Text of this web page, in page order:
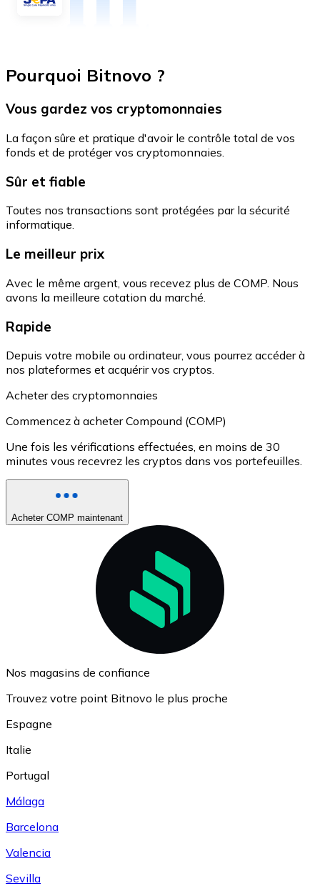
Pourquoi Bitnovo ?
Vous gardez vos cryptomonnaies
La façon sûre et pratique d'avoir le contrôle total de vos
fonds et de protéger vos cryptomonnaies.
Sûr et fiable
Toutes nos transactions sont protégées par la sécurité
informatique.
Le meilleur prix
Avec le même argent, vous recevez plus de COMP. Nous
avons la meilleure cotation du marché.
Rapide
Depuis votre mobile ou ordinateur, vous pourrez accéder à
nos plateformes et acquérir vos cryptos.
Acheter des cryptomonnaies
Commencez à acheter Compound (COMP)
Une fois les vérifications effectuées, en moins de 30
minutes vous recevrez les cryptos dans vos portefeuilles.
Acheter COMP maintenant
Nos magasins de confiance
Trouvez votre point Bitnovo le plus proche
Espagne
Italie
Portugal
Málaga
Barcelona
Valencia
Sevilla